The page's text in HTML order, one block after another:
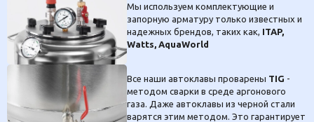
Мы используем комплектующие и
запорную арматуру только известных и
надежных брендов, таких как, ITAP,
Watts, AquaWorld
Все наши автоклавы проварены TIG -
методом сварки в среде аргонового
газа. Даже автоклавы из черной стали
варятся этим методом. Это гарантирует